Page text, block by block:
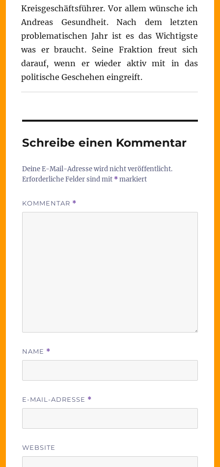
Kreisgeschäftsführer. Vor allem wünsche ich
Andreas Gesundheit. Nach dem letzten
problematischen Jahr ist es das Wichtigste
was er braucht. Seine Fraktion freut sich
darauf, wenn er wieder aktiv mit in das
politische Geschehen eingreift.
Schreibe einen Kommentar
Deine E-Mail-Adresse wird nicht veröffentlicht.
Erforderliche Felder sind mit *markiert
KOMMENTAR *
NAME *
E-MAIL-ADRESSE *
WEBSITE